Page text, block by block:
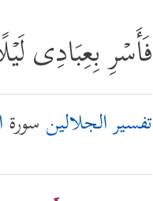
فَأَسۡرِ بِعِبَادِی
تفسير الجلالين سورة